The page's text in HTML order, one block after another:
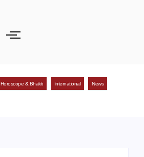
Horoscope & Bhakti International News